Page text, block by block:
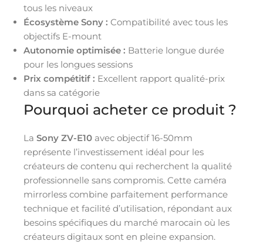
tous les niveaux
Écosystème Sony : Compatibilité avec tous les
objectifs E-mount
Autonomie optimisée : Batterie longue durée
pour les longues sessions
Prix compétitif : Excellent rapport qualité-prix
dans sa catégorie
Pourquoi acheter ce produit ?
La Sony ZV-E10 avec objectif 16-50mm
représente l’investissement idéal pour les
créateurs de contenu qui recherchent la qualité
professionnelle sans compromis. Cette caméra
mirrorless combine parfaitement performance
technique et facilité d’utilisation, répondant aux
besoins spécifiques du marché marocain où les
créateurs digitaux sont en pleine expansion.